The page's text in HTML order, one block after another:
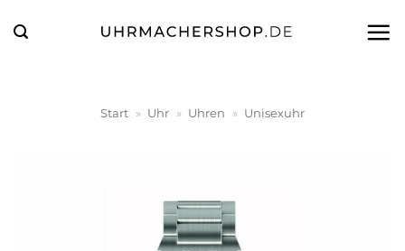
Inhalt
Start » Uhr » Uhren » Unisexuhr